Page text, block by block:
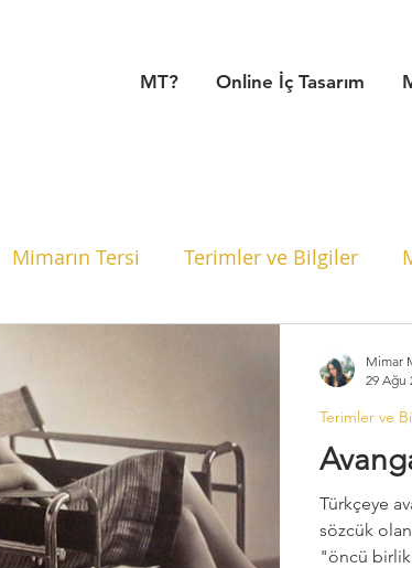
MT? Online İç Tasarım
Mimarın Tersi Terimler ve Bilgiler
ve İpuçları
Mimarlık Tarihi Çevrelerde Yeni Yapı
Türkçeye
sözcük
"öncü
Terimler ve
Mimar
29 Ağu